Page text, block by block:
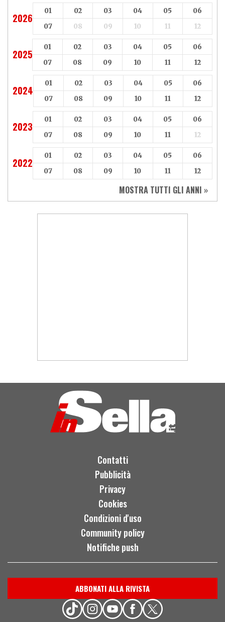
2026
01 02 03 04 05
06
07
08 09 10 11 12
2025
01 02 03 04 05
06
07
08 09 10 11 12
2024
01 02 03 04 05
06
07
08 09 10 11 12
2023
01 02 03 04 05
06
07
08 09 10 11 12
2022
01 02 03 04 05
06
07
08 09 10 11 12
MOSTRA TUTTI GLI ANNI »
Contatti
Pubblicità
Privacy
Cookies
Condizioni d'uso
Community policy
Notifiche push
ABBONATI ALLA RIVISTA